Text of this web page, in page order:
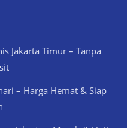
Jakarta Timur – Tanpa
– Harga Hemat & Siap